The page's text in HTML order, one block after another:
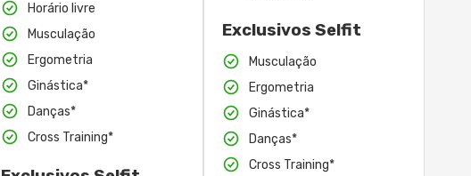
Horário livre
Musculação
Ergometria
Ginástica*
Danças*
Cross Training*
Exclusivos Selfit
Musculação
Ergometria
Ginástica*
Danças*
Cross Training*